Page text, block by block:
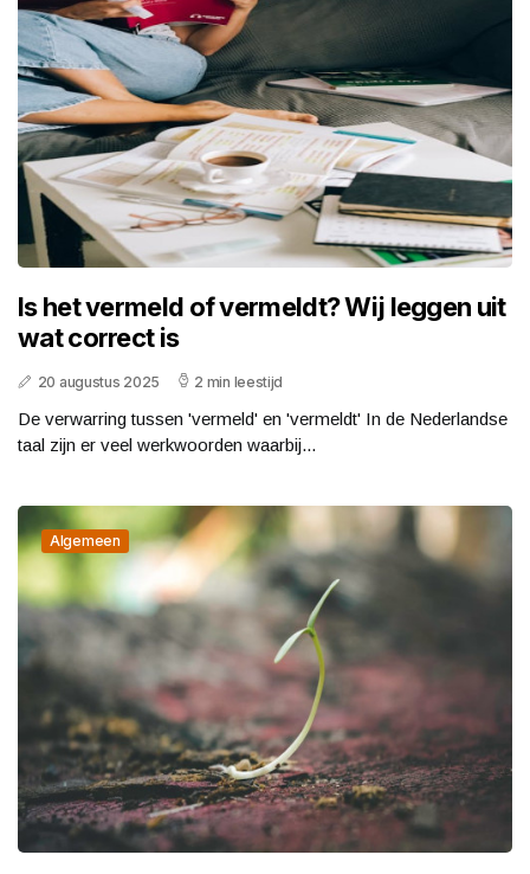
Is het vermeld of vermeldt? Wij leggen uit
wat correct is
20 augustus 2025 2 min leestijd
De verwarring tussen 'vermeld' en 'vermeldt' In de Nederlandse
taal zijn er veel werkwoorden waarbij...
Algemeen